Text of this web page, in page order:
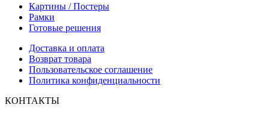
Картины / Постеры
Рамки
Готовые решения
Доставка и оплата
Возврат товара
Пользовательское соглашение
Политика конфиденциальности
КОНТАКТЫ